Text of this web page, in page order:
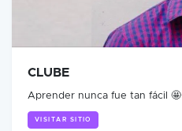
CLUBE
Aprender nunca fue tan fácil 🤩
VISITAR SITIO